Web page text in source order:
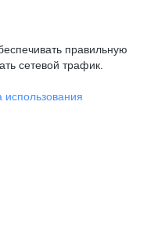
правильную
сетевой трафик.
использования